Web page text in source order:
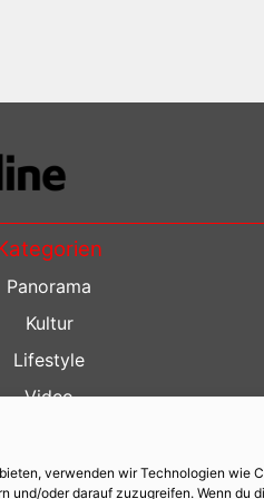
verwenden wir Technologien wie
und/oder darauf zuzugreifen. Wenn du
Panorama
Kultur
Lifestyle
Video
Kino Guide